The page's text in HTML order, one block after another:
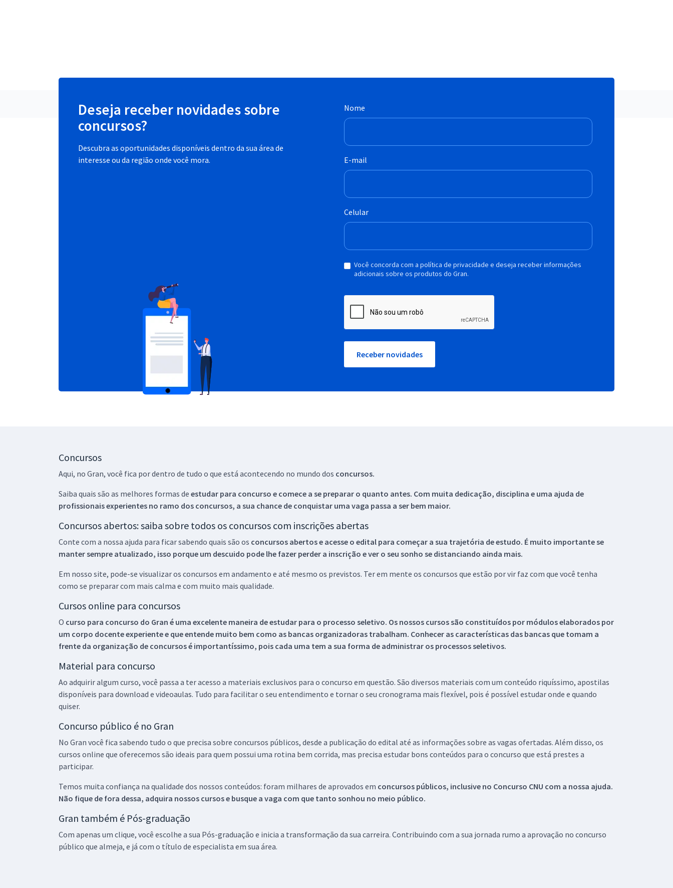
Deseja receber novidades sobre
concursos?
Descubra as oportunidades disponíveis dentro da sua área de
interesse ou da região onde você mora.
Nome
E-mail
Celular
Você concorda com a política de privacidade e deseja receber informações
adicionais sobre os produtos do Gran.
Receber novidades
Concursos
Aqui, no Gran, você fica por dentro de tudo o que está acontecendo no mundo dos concursos.
Saiba quais são as melhores formas de estudar para concurso e comece a se preparar o quanto antes. Com muita dedicação, disciplina e uma ajuda de
profissionais experientes no ramo dos concursos, a sua chance de conquistar uma vaga passa a ser bem maior.
Concursos abertos: saiba sobre todos os concursos com inscrições abertas
Conte com a nossa ajuda para ficar sabendo quais são os concursos abertos e acesse o edital para começar a sua trajetória de estudo. É muito importante se
manter sempre atualizado, isso porque um descuido pode lhe fazer perder a inscrição e ver o seu sonho se distanciando ainda mais.
Em nosso site, pode-se visualizar os concursos em andamento e até mesmo os previstos. Ter em mente os concursos que estão por vir faz com que você tenha
como se preparar com mais calma e com muito mais qualidade.
Cursos online para concursos
O curso para concurso do Gran é uma excelente maneira de estudar para o processo seletivo. Os nossos cursos são constituídos por módulos elaborados por
um corpo docente experiente e que entende muito bem como as bancas organizadoras trabalham. Conhecer as características das bancas que tomam a
frente da organização de concursos é importantíssimo, pois cada uma tem a sua forma de administrar os processos seletivos.
Material para concurso
Ao adquirir algum curso, você passa a ter acesso a materiais exclusivos para o concurso em questão. São diversos materiais com um conteúdo riquíssimo, apostilas
disponíveis para download e videoaulas. Tudo para facilitar o seu entendimento e tornar o seu cronograma mais flexível, pois é possível estudar onde e quando
quiser.
Concurso público é no Gran
No Gran você fica sabendo tudo o que precisa sobre concursos públicos, desde a publicação do edital até as informações sobre as vagas ofertadas. Além disso, os
cursos online que oferecemos são ideais para quem possui uma rotina bem corrida, mas precisa estudar bons conteúdos para o concurso que está prestes a
participar.
Temos muita confiança na qualidade dos nossos conteúdos: foram milhares de aprovados em concursos públicos, inclusive no Concurso CNU com a nossa ajuda.
Não fique de fora dessa, adquira nossos cursos e busque a vaga com que tanto sonhou no meio público.
Gran também é Pós-graduação
Com apenas um clique, você escolhe a sua Pós-graduação e inicia a transformação da sua carreira. Contribuindo com a sua jornada rumo a aprovação no concurso
público que almeja, e já com o título de especialista em sua área.